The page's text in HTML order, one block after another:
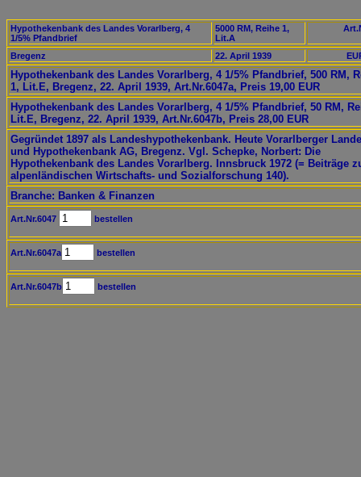
Hypothekenbank des Landes Vorarlberg, 4
1/5% Pfandbrief
5000 RM, Reihe 1,
Lit.A
Bregenz 22. April 1939
Hypothekenbank des Landes Vorarlberg, 4 1/5% Pfandbrief, 500 RM,
1, Lit.E, Bregenz, 22. April 1939, Art.Nr.6047a, Preis 19,00 EUR
Hypothekenbank des Landes Vorarlberg, 4 1/5% Pfandbrief, 50 RM,
Lit.E, Bregenz, 22. April 1939, Art.Nr.6047b, Preis 28,00 EUR
Gegründet 1897 als Landeshypothekenbank. Heute Vorarlberger
und Hypothekenbank AG, Bregenz. Vgl. Schepke, Norbert: Die
Hypothekenbank des Landes Vorarlberg. Innsbruck 1972 (= Beiträge
alpenländischen Wirtschafts- und Sozialforschung 140).
Branche: Banken & Finanzen
Art.Nr.6047 bestellen
Art.Nr.6047a bestellen
Art.Nr.6047b bestellen